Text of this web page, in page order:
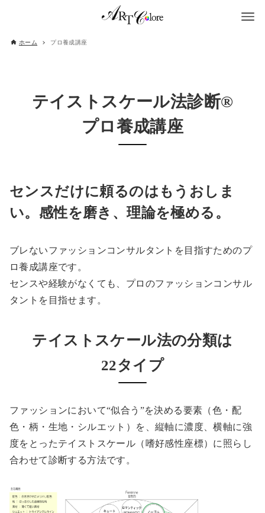
ホーム プロ養成講座
テイストスケール法診断®
プロ養成講座
センスだけに頼るのはもうおしま
い。感性を磨き、理論を極める。
ブレないファッションコンサルタントを目指すためのプ
ロ養成講座です。
センスや経験がなくても、プロのファッションコンサル
タントを目指せます。
テイストスケール法の分類は
22タイプ
ファッションにおいて“似合う”を決める要素（色・配
色・柄・生地・シルエット）を、縦軸に濃度、横軸に強
度をとったテイストスケール（嗜好感性座標）に照らし
合わせて診断する方法です。